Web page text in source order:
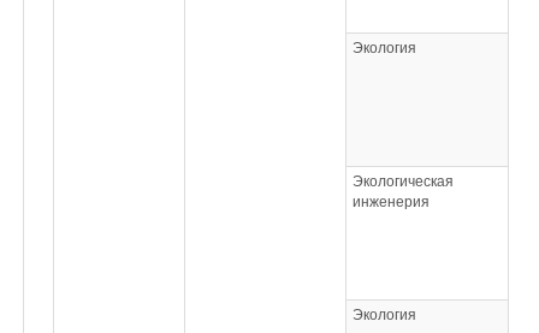
Экология
Экологическая
инженерия
Экология